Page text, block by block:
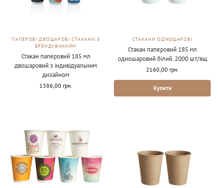
ПАПЕРОВІ ДВОШАРОВІ СТАКАНИ З
БРЕНДУВАННЯМ
Стакан паперовий 185 мл
двошаровий з індивідуальним
дизайном
1386,00 грн.
СТАКАНИ ОДНОШАРОВІ
Стакан паперовий 185 мл
одношаровий білий. 2000 шт/ящ
2160,00 грн.
Купити